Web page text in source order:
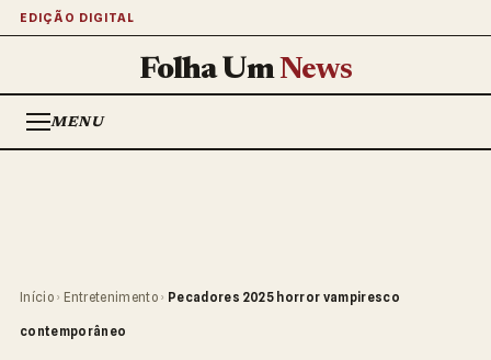
EDIÇÃO DIGITAL
Folha UmNews
MENU
Início › Entretenimento › Pecadores 2025 horror vampiresco
contemporâneo